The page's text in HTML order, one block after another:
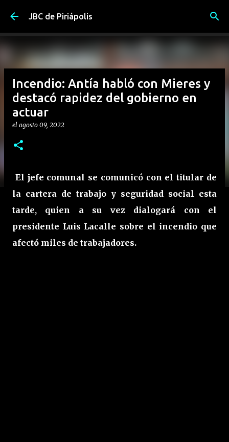
Ir al contenido principal
JBC de Piriápolis
Incendio: Antía habló con Mieres y
destacó rapidez del gobierno en
actuar
el agosto 09, 2022
El jefe comunal se comunicó con el titular de
la cartera de trabajo y seguridad social esta
tarde, quien a su vez dialogará con el
presidente Luis Lacalle sobre el incendio que
afectó miles de trabajadores.